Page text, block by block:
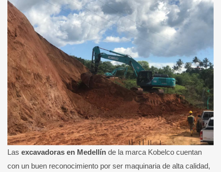
Las excavadoras en Medellín de la marca Kobelco cuentan
con un buen reconocimiento por ser maquinaria de alta calidad,